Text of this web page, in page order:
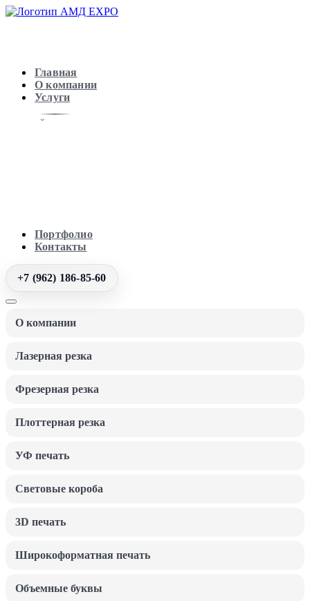
Главная
О компании
Услуги
Портфолио
Контакты
+7 (962) 186-85-60
О компании
Лазерная резка
Фрезерная резка
Плоттерная резка
УФ печать
Световые короба
3D печать
Широкоформатная печать
Объемные буквы